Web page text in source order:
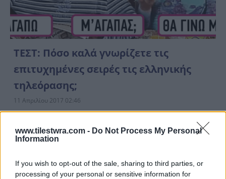
www.tilestwra.com - Do Not Process My Personal
Information
If you wish to opt-out of the sale, sharing to third parties, or
processing of your personal or sensitive information for
ΤΕΣΤ: Πόσο καλά γνωρίζετε τις
επιτυχημένες σειρές τις ελληνικής
τηλεόρασης;
11 Απριλίου 2017 02:46
Πολλές ελληνικές σειρές εμφανίστηκαν τα τελευταία
χρόνια αλλά λίγες έκαναν τεράστια επιτυχία και
Διαβάστε περισσότερα